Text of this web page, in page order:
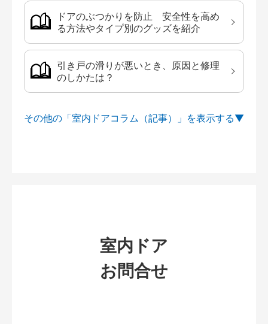
ドアのぶつかりを防止 安全性を高め
る方法やタイプ別のグッズを紹介
引き戸の滑りが悪いとき、原因と修理
のしかたは？
その他の「室内ドアコラム（記事）」を
室内ドア
お問合せ